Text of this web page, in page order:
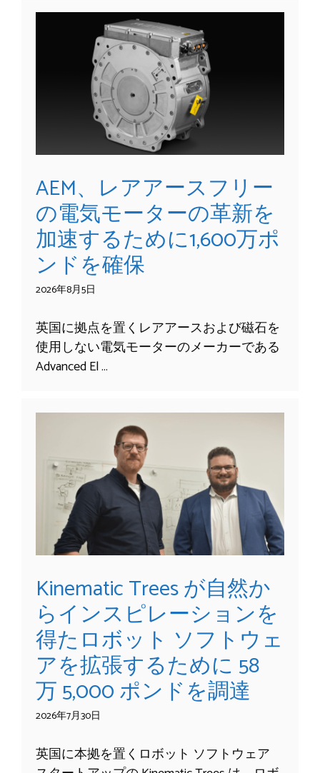
AEM、レアアースフリー
の電気モーターの革新を
加速するために1,600万ポ
ンドを確保
2026年8月5日
英国に拠点を置くレアアースおよび磁石を
使用しない電気モーターのメーカーである
Advanced El …
Kinematic Trees が自然か
らインスピレーションを
得たロボット ソフトウェ
アを拡張するために 58
万 5,000 ポンドを調達
2026年7月30日
英国に本拠を置くロボット ソフトウェア